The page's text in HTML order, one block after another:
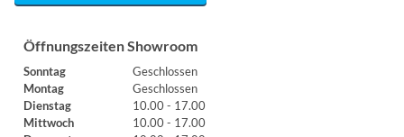
Öffnungszeiten Showroom
Sonntag
Geschlossen
Montag
Geschlossen
Dienstag
10.00 - 17.00
Mittwoch
10.00 - 17.00